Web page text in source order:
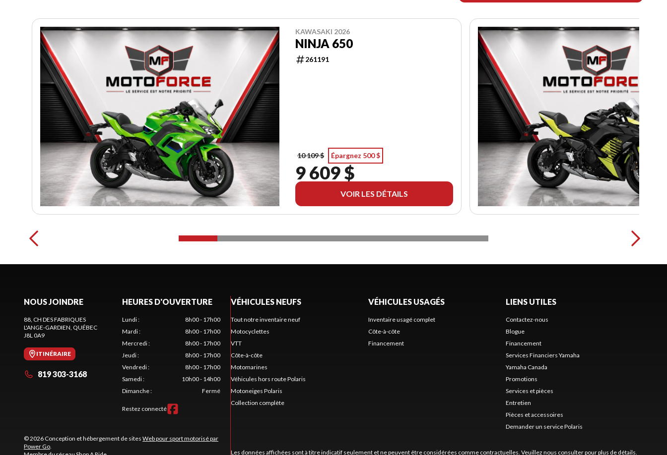
KAWASAKI 2026
NINJA 650
261191
10 109 $ Épargnez 500 $
9 609 $
VOIR LES DÉTAILS
NOUS JOINDRE
88, CH DES FABRIQUES
L'ANGE-GARDIEN , QUÉBEC
J8L 0A9
ITINÉRAIRE
819 303-3168
HEURES D'OUVERTURE
Lundi:
8h00 - 17h00
Mardi:
8h00 - 17h00
Mercredi:
8h00 - 17h00
Jeudi:
8h00 - 17h00
Vendredi:
8h00 - 17h00
Samedi:
10h00 - 14h00
Dimanche: Fermé
Restez connecté
© 2026 Conception et hébergement de sites Web pour sport motorisé par
Power Go
VÉHICULES NEUFS
Tout notre inventaire neuf
Motocyclettes
VTT
Côte-à-côte
Motomarines
Véhicules hors route Polaris
Motoneiges Polaris
Collection complète
VÉHICULES USAGÉS
Inventaire usagé complet
Côte-à-côte
Financement
LIENS UTILES
Contactez-nous
Blogue
Financement
Services Financiers Yamaha
Yamaha Canada
Promotions
Services et pièces
Entretien
Pièces et accessoires
Demander un service Polaris
Les données affichées sont à titre indicatif seulement et ne peuvent être considérées comme contractuelles. Veuillez nous consulter pour plus de détails.